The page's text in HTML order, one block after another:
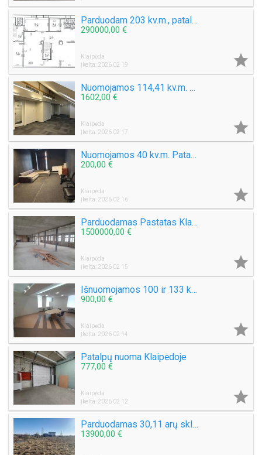
Parduodam 203 kv.m., patalpos H.Manto g. Klaipėdoje. Galima išperkamoji nuoma
290000,00 €
Klaipėda
Įkelta: 2026 02 19

Nuomojamos 114,41 kv.m. Biuro patalpos Klaipėdos centre Liepų g.
1602,00 €
Klaipėda
Įkelta: 2026 02 17

Nuomojamos 40 kv.m. Patalpos Birutės g.
200,00 €
Klaipėda
Įkelta: 2026 02 16

Parduodamas Pastatas Klaipėdos miesto centre Naujojo Uosto g. Plotas 844 kv.m.
1500000,00 €
Klaipėda
Įkelta: 2026 02 15

Išnuomojamos 100 ir 133 kv.m., prekybinės / administracinės / dirbtuvėms / paslaugų patalpos Naujoji Uosto g.
900,00 €
Klaipėda
Įkelta: 2026 02 14

Patalpų nuoma Klaipėdoje
777,00 €
Klaipėda
Įkelta: 2026 02 12

Parduodamas 30,11 arų sklypą Šlapšilės km, Žiburių g. 25. Klaipėdos raj
13900,00 €